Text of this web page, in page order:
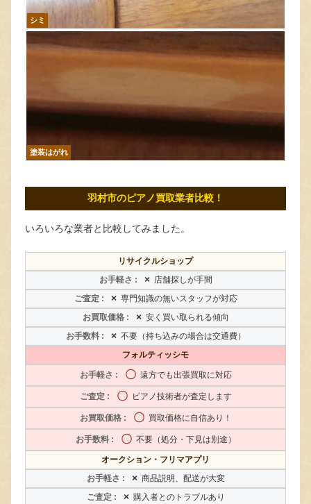
シミ
塗装はがれ
羽村市のピアノ買取業者比較！
いろいろな業者と比較してみました。
リサイクルショップ
× 店舗探しが手間
× 専門知識の無いスタッフが対応
× 安く買い取られる傾向
× 不要（持ち込みの場合は交通費）
フォルティッシモ
〇 遠方でも出張買取に対応
〇 ピアノ技術者が査定します
〇 買取価格に自信あり！
〇 不要（処分・下見は別途）
オークション・フリマアプリ
× 商品説明、配送が大変
× 購入者とのトラブルあり